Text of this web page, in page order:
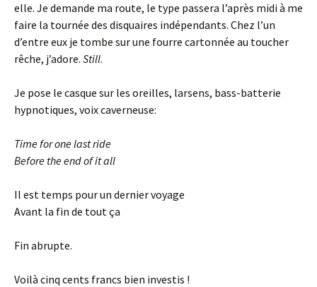
elle. Je demande ma route, le type passera l’après midi à me
faire la tournée des disquaires indépendants. Chez l’un
d’entre eux je tombe sur une fourre cartonnée au toucher
rêche, j’adore. Still.
Je pose le casque sur les oreilles, larsens, bass-batterie
hypnotiques, voix caverneuse:
Time for one last ride
Before the end of it all
Il est temps pour un dernier voyage
Avant la fin de tout ça
Fin abrupte.
Voilà cinq cents francs bien investis !